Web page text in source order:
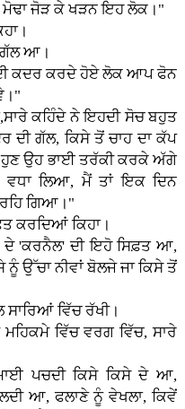
ਮੋਢਾ ਜੋੜ ਕੇ ਖੜਨ ਇਹ ਲੋਕ।"
ਗੱਲ ਆ।
ਕਦਰ ਕਰਦੇ ਹੋਏ ਲੋਕ ਆਪ ਫੋਨ
ਕਹਿੰਦੇ ਨੇ ਇਹਦੀ ਸੋਚ ਬਹੁਤ
ਦੀ ਗੱਲ, ਕਿਸੇ ਤੋਂ ਚਾਹ ਦਾ ਕੱਪ
ਹੁਣ ਉਹ ਭਾਈ ਤਰੱਕੀ ਕਰਕੇ ਅੱਗੇ
ਲਿਆ, ਮੈਂ ਤਾਂ ਇਕ ਦਿਨ
ਗਿਆ।"
ਕਰਦਿਆਂ ਕਿਹਾ।
'ਕਰਨੈਲ' ਦੀ ਇਹੋ ਸਿਫ਼ਤ ਆ,
ਉੱਚਾ ਨੀਵਾਂ ਬੋਲਜੇ ਜਾ ਕਿਸੇ ਤੋਂ
ਵਿੱਚ ਰੱਖੀ।
ਵਿੱਚ ਵਰਗ ਵਿੱਚ, ਸਾਰੇ
ਪਚਦੀ ਕਿਸੇ ਕਿਸੇ ਦੇ ਆ,
ਆ, ਫਲਾਣੇ ਨੂੰ ਵੇਖਲਾ, ਕਿਵੇਂ